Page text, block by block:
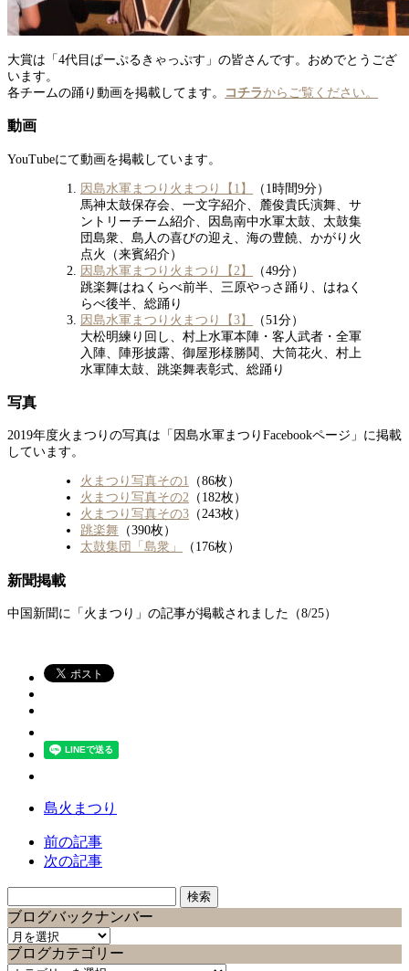
大賞は「4代目ぱーぷるきゃっぷす」の皆さんです。おめでとうござ
います。
各チームの踊り動画を掲載してます。
コチラからご覧ください。
動画
YouTubeにて動画を掲載しています。
因島水軍まつり火まつり【1】
（1時間9分）
馬神太鼓保存会、一文字紹介、麓俊貴氏演舞、サ
ントリーチーム紹介、因島南中水軍太鼓、太鼓集
団島衆、島人の喜びの迎え、海の豊饒、かがり火
点火（来賓紹介）
因島水軍まつり火まつり【2】
（49分）
跳楽舞はねくらべ前半、三原やっさ踊り、はねく
らべ後半、総踊り
因島水軍まつり火まつり【3】
（51分）
大松明練り回し、村上水軍本陣・客人武者・全軍
入陣、陣形披露、御屋形様勝鬨、大筒花火、村上
水軍陣太鼓、跳楽舞表彰式、総踊り
写真
2019年度火まつりの写真は「因島水軍まつりFacebookページ」に掲載
しています。
火まつり写真その1 （86枚）
火まつり写真その2 （182枚）
火まつり写真その3 （243枚）
跳楽舞 （390枚）
太鼓集団「島衆」
（176枚）
新聞掲載
中国新聞に「火まつり」の記事が掲載されました（8/25）
島火まつり
前の記事
次の記事
索:
ブログバックナンバー
ブ
ロ
ブログカテゴリー